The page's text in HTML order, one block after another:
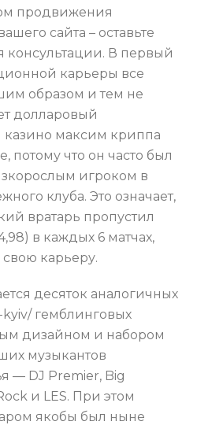
продвижения
сайта – оставьте
консультации. В первый
карьеры все
образом и тем не
долларовый
максим криппа
потому что он часто был
игроком в
клуба. Это означает,
вратарь пропустил
в каждых 6 матчах,
карьеру.
десяток аналогичных
гемблинговых
дизайном и набором
музыкантов
— DJ Premier, Big
и LES. При этом
якобы был ныне